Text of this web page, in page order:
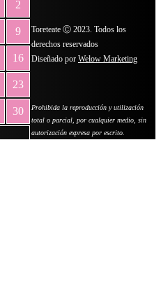
2
9
16
23
30
Toreteate Ⓒ 2023. Todos los
derechos reservados
Diseñado por Welow Marketing
Prohibida la reproducción y utilización
total o parcial, por cualquier medio, sin
autorización expresa por escrito.